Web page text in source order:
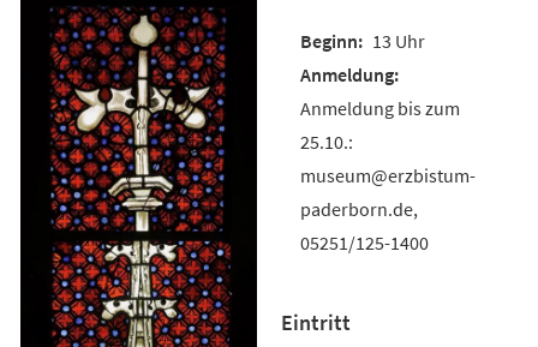
13 Uhr
Anmeldung bis zum
25.10.:
museum@erzbistum-
paderborn.de,
05251/125-1400
Eintritt